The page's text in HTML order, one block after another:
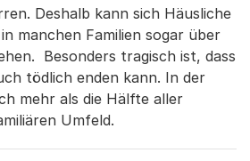
Deshalb kann sich Häusliche
manchen Familien sogar über
Besonders tragisch ist, dass
tödlich enden kann. In der
mehr als die Hälfte aller
Umfeld.